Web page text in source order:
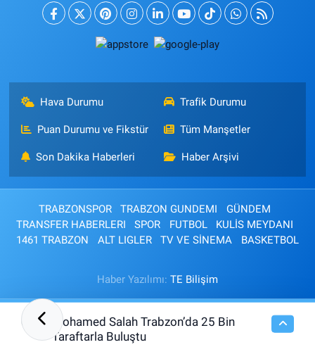
Hava Durumu Trafik Durumu
Puan Durumu ve Fikstür Tüm Manşetler
Son Dakika Haberleri Haber Arşivi
TRABZONSPOR TRABZON GUNDEMI
GÜNDEM
TRANSFER HABERLERI
SPOR FUTBOL
KULİS MEYDANI
1461 TRABZON
ALT LIGLER TV VE SİNEMA BASKETBOL
Haber Yazılımı: TE Bilişim
01:46
Mohamed Salah Trabzon’da 25 Bin
Taraftarla Buluştu